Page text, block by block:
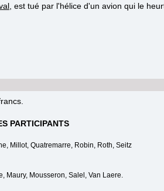
, est tué par l'hélice d'un avion qui le
PARTICIPANTS
Millot, Quatremarre, Robin, Roth, Seitz
Maury, Mousseron, Salel, Van Laere.